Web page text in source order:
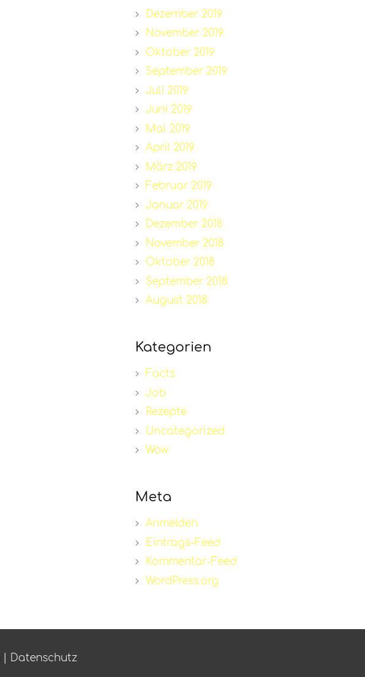
Dezember 2019
November 2019
Oktober 2019
September 2019
Juli 2019
Juni 2019
Mai 2019
April 2019
März 2019
Februar 2019
Januar 2019
Dezember 2018
November 2018
Oktober 2018
September 2018
August 2018
Kategorien
Facts
Job
Rezepte
Uncategorized
Wow
Meta
Anmelden
Eintrags-Feed
Kommentar-Feed
WordPress.org
Datenschutz